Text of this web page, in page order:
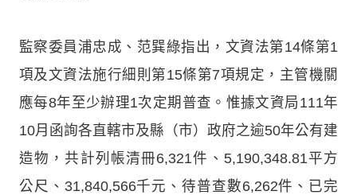
監察委員浦忠成、范巽綠指出，文資法第14條第1
項及文資法施行細則第15條第7項規定，主管機關
應每8年至少辦理1次定期普查。惟據文資局111年
10月函詢各直轄市及縣（市）政府之逾50年公有建
造物，共計列帳清冊6,321件、5,190,348.81平方
公尺、31,840,566千元、待普查數6,262件、已完